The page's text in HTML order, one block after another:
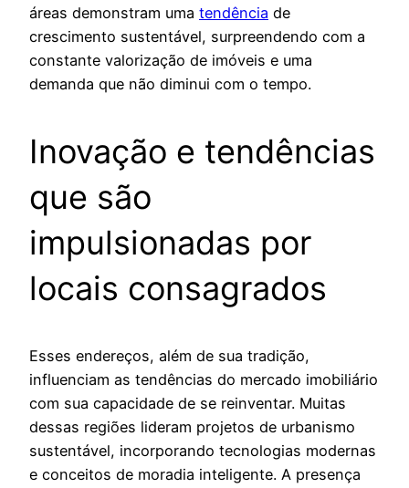
áreas demonstram uma tendência de
crescimento sustentável, surpreendendo com a
constante valorização de imóveis e uma
demanda que não diminui com o tempo.
Inovação e tendências
que são
impulsionadas por
locais consagrados
Esses endereços, além de sua tradição,
influenciam as tendências do mercado imobiliário
com sua capacidade de se reinventar. Muitas
dessas regiões lideram projetos de urbanismo
sustentável, incorporando tecnologias modernas
e conceitos de moradia inteligente. A presença